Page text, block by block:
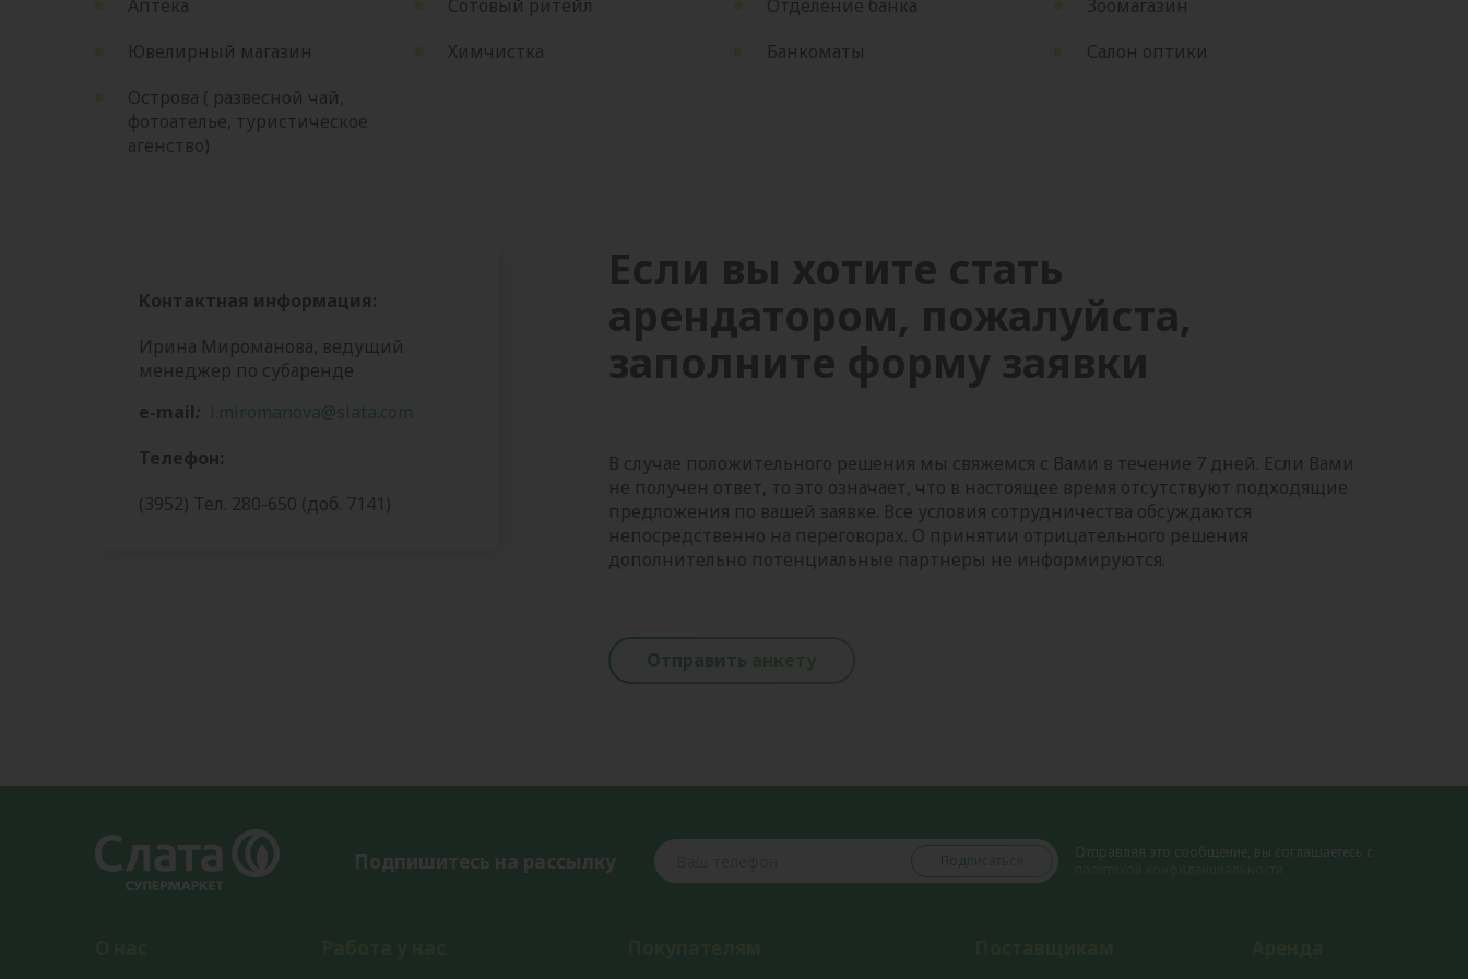
Аптека Сотовый ритейл Отделение банка
Зоомагазин
Ювелирный магазин
Химчистка Банкоматы
Салон оптики
Острова ( развесной чай,
фотоателье, туристическое
агенство)
Контактная информация:
Ирина Мироманова, ведущий
менеджер по субаренде
e-mail: i.miromanova@slata.com
Телефон:
(3952) Тел. 280-650 (доб. 7141)
Если вы хотите стать
арендатором, пожалуйста,
заполните форму заявки
В случае положительного решения мы свяжемся с Вами в течение 7 дней. Если Вами
не получен ответ, то это означает, что в настоящее время отсутствуют подходящие
предложения по вашей заявке. Все условия сотрудничества обсуждаются
непосредственно на переговорах. О принятии отрицательного решения
дополнительно потенциальные партнеры не информируются.
Отправить анкету
Подпишитесь на рассылку Подписаться
Отправляя это сообщение, вы соглашаетесь с